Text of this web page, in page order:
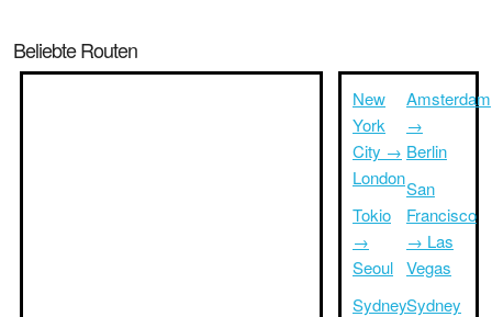
Beliebte Routen
New
York
City →
London
Tokio
→
Seoul
Sydney
Amsterdam
→
Berlin
San
Francisco
→ Las
Vegas
Sydney